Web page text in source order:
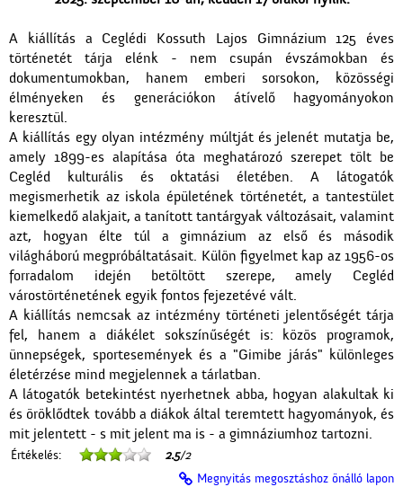
A kiállítás a Ceglédi Kossuth Lajos Gimnázium 125 éves
történetét tárja elénk - nem csupán évszámokban és
dokumentumokban, hanem emberi sorsokon, közösségi
élményeken és generációkon átívelő hagyományokon
keresztül.
A kiállítás egy olyan intézmény múltját és jelenét mutatja be,
amely 1899-es alapítása óta meghatározó szerepet tölt be
Cegléd kulturális és oktatási életében. A látogatók
megismerhetik az iskola épületének történetét, a tantestület
kiemelkedő alakjait, a tanított tantárgyak változásait, valamint
azt, hogyan élte túl a gimnázium az első és második
világháború megpróbáltatásait. Külön figyelmet kap az 1956-os
forradalom idején betöltött szerepe, amely Cegléd
várostörténetének egyik fontos fejezetévé vált.
A kiállítás nemcsak az intézmény történeti jelentőségét tárja
fel, hanem a diákélet sokszínűségét is: közös programok,
ünnepségek, sportesemények és a "Gimibe járás" különleges
életérzése mind megjelennek a tárlatban.
A látogatók betekintést nyerhetnek abba, hogyan alakultak ki
és öröklődtek tovább a diákok által teremtett hagyományok, és
mit jelentett - s mit jelent ma is - a gimnáziumhoz tartozni.
Értékelés: 2.5/2
Megnyitás megosztáshoz önálló lapon